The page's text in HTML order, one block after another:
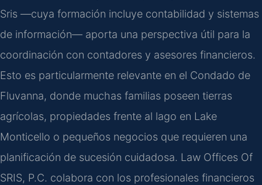
Sris —cuya formación incluye contabilidad y sistemas
de información— aporta una perspectiva útil para la
coordinación con contadores y asesores financieros.
Esto es particularmente relevante en el Condado de
Fluvanna, donde muchas familias poseen tierras
agrícolas, propiedades frente al lago en Lake
Monticello o pequeños negocios que requieren una
planificación de sucesión cuidadosa. Law Offices Of
SRIS, P.C. colabora con los profesionales financieros